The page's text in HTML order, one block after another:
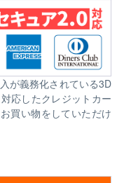
が義務化されている3D
応したクレジットカー
買い物をしていただけ